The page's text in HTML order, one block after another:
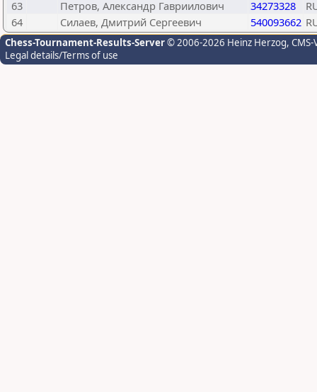
63 Петров, Александр Гавриилович 34273328
64
Силаев, Дмитрий Сергеевич 540093662
Chess-Tournament-Results-Server© 2006-2026 Heinz Herzog,
Legal details/Terms of use